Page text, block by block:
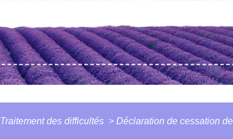
Traitement des difficultés > Déclaration de cessation